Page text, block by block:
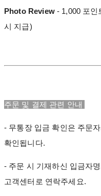
Photo Review- 1,000 포인
시 지급)
주문 및 결제 관련 안내
- 무통장 입금 확인은 주문
확인됩니다.
- 주문 시 기재하신 입금자
고객센터로 연락주세요.